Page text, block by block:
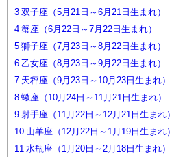
3 双子座（5月21日～6月21日生まれ）
4 蟹座（6月22日～7月22日生まれ）
5 獅子座（7月23日～8月22日生まれ）
6 乙女座（8月23日～9月22日生まれ）
7 天秤座（9月23日～10月23日生まれ）
8 蠍座（10月24日～11月21日生まれ）
9 射手座（11月22日～12月21日生まれ）
10 山羊座（12月22日～1月19日生まれ）
11 水瓶座（1月20日～2月18日生まれ）